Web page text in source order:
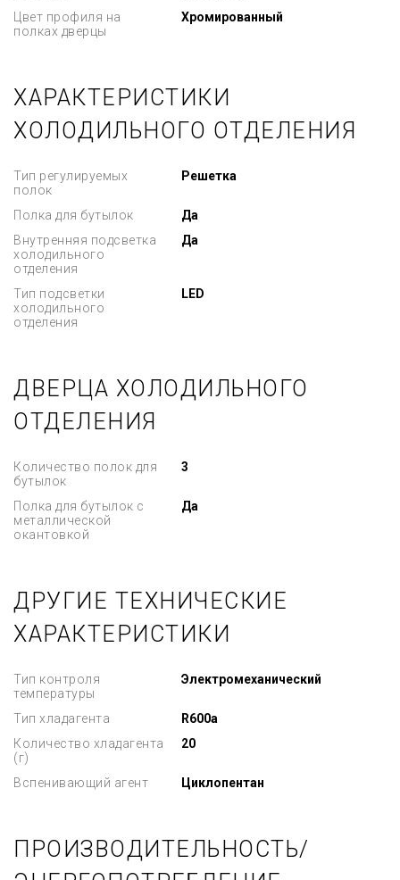
Цвет профиля на
полках дверцы
Хромированный
ХАРАКТЕРИСТИКИ
ХОЛОДИЛЬНОГО ОТДЕЛЕНИЯ
Тип регулируемых
полок
Решетка
Полка для бутылок
Да
Внутренняя подсветка
холодильного
отделения
Да
Тип подсветки
холодильного
отделения
LED
ДВЕРЦА ХОЛОДИЛЬНОГО
ОТДЕЛЕНИЯ
Количество полок для
бутылок
3
Полка для бутылок с
металлической
окантовкой
Да
ДРУГИЕ ТЕХНИЧЕСКИЕ
ХАРАКТЕРИСТИКИ
Тип контроля
температуры
Электромеханический
Тип хладагента
R600a
Количество хладагента
(г)
20
Вспенивающий агент Циклопентан
ПРОИЗВОДИТЕЛЬНОСТЬ/